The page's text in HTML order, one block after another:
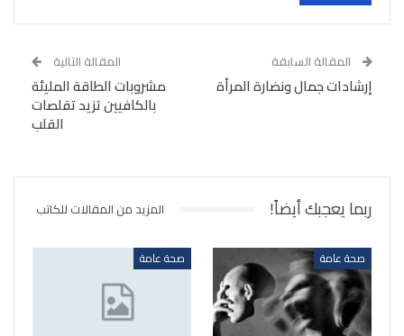
المقالة السابقة
إرشادات جمال ونضارة المرأة
المقالة التالية
مشروبات الطاقة المليئة
بالكافيين تزيد تقلصات
القلب
ربما يعجبك أيضاً! المزيد من المقالات للكاتب
صحة عامة صحة عامة